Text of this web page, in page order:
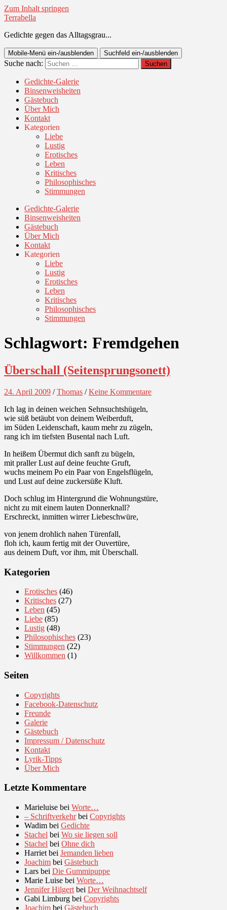
Zum Inhalt springen
Terrabella
Gedichte gegen das Alltagsgrau...
Mobile-Menü ein-/ausblenden Suchfeld ein-/ausblenden
Suche nach:
Gedichte-Galerie
Binsenweisheiten
Gästebuch
Über Mich
Kontakt
Kategorien
Liebe
Lustig
Erotisches
Leben
Kritisches
Philosophisches
Stimmungen
Gedichte-Galerie
Binsenweisheiten
Gästebuch
Über Mich
Kontakt
Kategorien
Liebe
Lustig
Erotisches
Leben
Kritisches
Philosophisches
Stimmungen
Schlagwort: Fremdgehen
Überschall (Seitensprungsonett)
24. April 2009 /Thomas /Keine Kommentare
Ich lag in deinen weichen Sehnsuchtshügeln,
wie süß betäubt von deinem Weiberduft,
im Süden Leidenschaft, kaum mehr zu zügeln,
rang ich im tiefsten Busental nach Luft.
In heißem Übermut dich sanft zu bügeln,
mit praller Lust auf deine feuchte Gruft,
wuchs meinem Po ein Paar von Engelsflügeln,
und Lust auf deine zuckersüße Kluft.
Doch schlug im Hintergrund die Wohnungstüre,
nicht zu mit einem lauten Donnerknall?
Erschreckt, inmitten wirrer Liebeschwüre,
von jenem drohlich nahen Türenfall,
floh ich, kaum fertig mit der Ouvertüre,
aus deinem Duft, vor ihm, mit Überschall.
Kategorien
Erotisches (46)
Kritisches (27)
Leben (45)
Liebe (85)
Lustig (48)
Philosophisches (23)
Stimmungen (22)
Willkommen (1)
Seiten
Copyrights
Facebook-Datenschutz
Freunde
Galerie
Gästebuch
Impressum / Datenschutz
Kontakt
Lyrik-Tipps
Über Mich
Letzte Kommentare
Marieluise bei Worte…
– Schriftverkehrbei Copyrights
Wadim bei Gedichte
Stachel bei Wo sie liegen soll
Stachel bei Ohne dich
Harriet bei Jemanden lieben
Joachim bei Gästebuch
Lars bei Die Gummipuppe
Marie Luise bei Worte…
Jennifer Hilgert bei Der Weihnachtself
Gabi Limburg bei Copyrights
Joachim bei Gästebuch